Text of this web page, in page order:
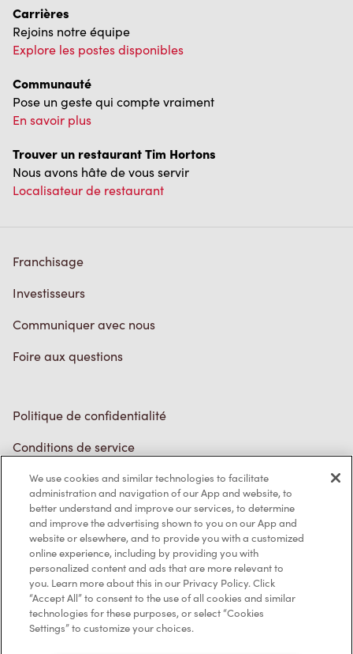
Rejoins notre équipe
Explore les postes disponibles
Communauté
Pose un geste qui compte vraiment
En savoir plus
Trouver un restaurant Tim Hortons
Nous avons hâte de vous servir
Localisateur de restaurant
Investisseurs
Communiquer avec nous
Foire aux questions
Conditions de service
Marques de commerce
Accessibilité
Diagnostic
Contactez-nous
We use cookies and similar technologies to facilitate
administration and navigation of our App and website, to
better understand and improve our services, to determine
and improve the advertising shown to you on our App and
website or elsewhere, and to provide you with a customized
online experience, including by providing you with
personalized content and ads that are more relevant to
you. Learn more about this in our Privacy Policy. Click
“Accept All” to consent to the use of all cookies and similar
technologies for these purposes, or select “Cookies
Settings” to customize your choices.